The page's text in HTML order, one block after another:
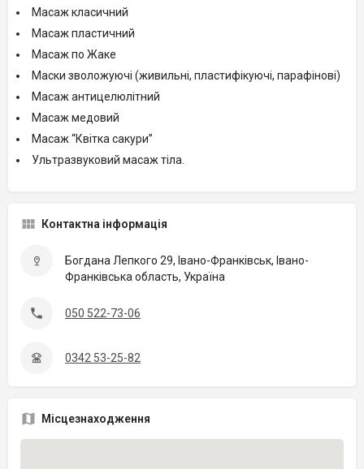
Масаж класичний
Масаж пластичний
Масаж по Жаке
Маски зволожуючі (живильні, пластифікуючі, парафінові)
Масаж антицелюлітний
Масаж медовий
Масаж “Квітка сакури”
Ультразвуковий масаж тіла.
Контактна інформація
Богдана Лепкого 29, Івано-Франківськ, Івано-
Франківська область, Україна
050 522-73-06
0342 53-25-82
Місцезнаходження